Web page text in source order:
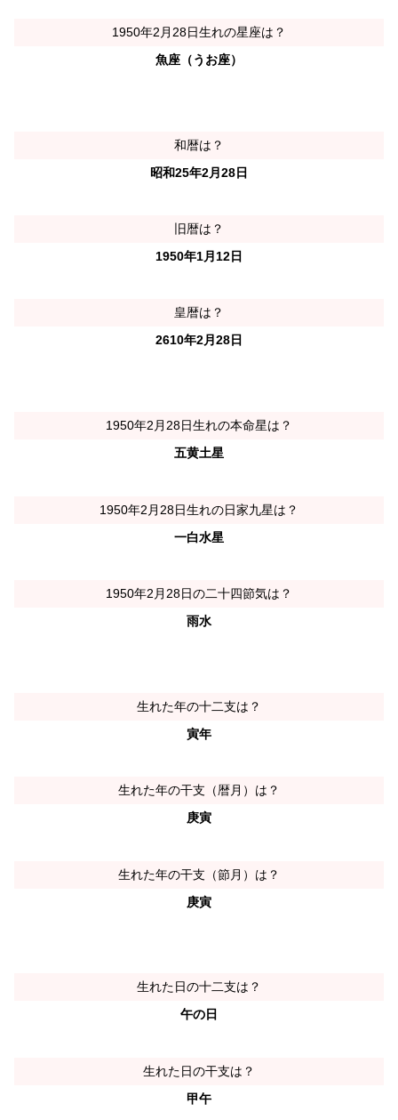
1950年2月28日生れの星座は？
魚座（うお座）
和暦は？
昭和25年2月28日
旧暦は？
1950年1月12日
皇暦は？
2610年2月28日
1950年2月28日生れの本命星は？
五黄土星
1950年2月28日生れの日家九星は？
一白水星
1950年2月28日の二十四節気は？
雨水
生れた年の十二支は？
寅年
生れた年の干支（暦月）は？
庚寅
生れた年の干支（節月）は？
庚寅
生れた日の十二支は？
午の日
生れた日の干支は？
甲午